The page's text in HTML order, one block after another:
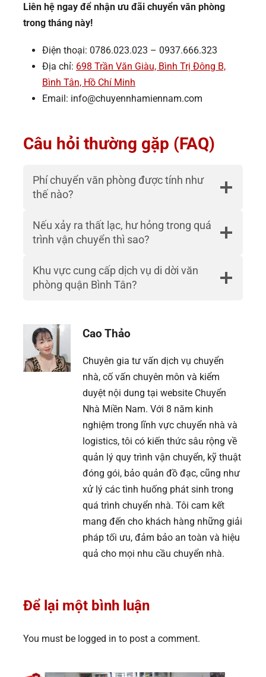
Liên hệ ngay để nhận ưu đãi chuyển văn phòng
trong tháng này!
Điện thoại: 0786.023.023 – 0937.666.323
Địa chỉ: 698 Trần Văn Giàu, Bình Trị Đông B,
Bình Tân, Hồ Chí Minh
Email: info@chuyennhamiennam.com
Câu hỏi thường gặp (FAQ)
Phí chuyển văn phòng được tính như
thế nào?
Nếu xảy ra thất lạc, hư hỏng trong quá
trình vận chuyển thì sao?
Khu vực cung cấp dịch vụ di dời văn
phòng quận Bình Tân?
Cao Thảo
Chuyên gia tư vấn dịch vụ chuyển
nhà, cố vấn chuyên môn và kiểm
duyệt nội dung tại website Chuyển
Nhà Miền Nam. Với 8 năm kinh
nghiệm trong lĩnh vực chuyển nhà và
logistics, tôi có kiến thức sâu rộng về
quản lý quy trình vận chuyển, kỹ thuật
đóng gói, bảo quản đồ đạc, cũng như
xử lý các tình huống phát sinh trong
quá trình chuyển nhà. Tôi cam kết
mang đến cho khách hàng những giải
pháp tối ưu, đảm bảo an toàn và hiệu
quả cho mọi nhu cầu chuyển nhà.
Để lại một bình luận
You must be logged in to post a comment.